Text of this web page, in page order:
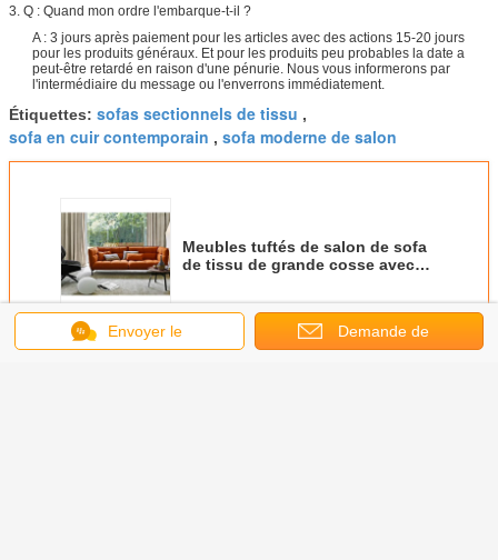
3. Q : Quand mon ordre l'embarque-t-il ?
A : 3 jours après paiement pour les articles avec des actions 15-20 jours
pour les produits généraux. Et pour les produits peu probables la date a
peut-être retardé en raison d'une pénurie. Nous vous informerons par
l'intermédiaire du message ou l'enverrons immédiatement.
Étiquettes: sofas sectionnels de tissu ,
sofa en cuir contemporain , sofa moderne de salon
Meubles tuftés de salon de sofa
de tissu de grande cosse avec
Envoyer le Demande de